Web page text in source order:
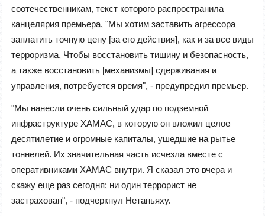
соотечественникам, текст которого распространила
канцелярия премьера. "Мы хотим заставить агрессора
заплатить точную цену [за его действия], как и за все виды
терроризма. Чтобы восстановить тишину и безопасность,
а также восстановить [механизмы] сдерживания и
управления, потребуется время", - предупредил премьер.
"Мы нанесли очень сильный удар по подземной
инфраструктуре ХАМАС, в которую он вложил целое
десятилетие и огромные капиталы, ушедшие на рытье
тоннелей. Их значительная часть исчезла вместе с
оперативниками ХАМАС внутри. Я сказал это вчера и
скажу еще раз сегодня: ни один террорист не
застрахован", - подчеркнул Нетаньяху.